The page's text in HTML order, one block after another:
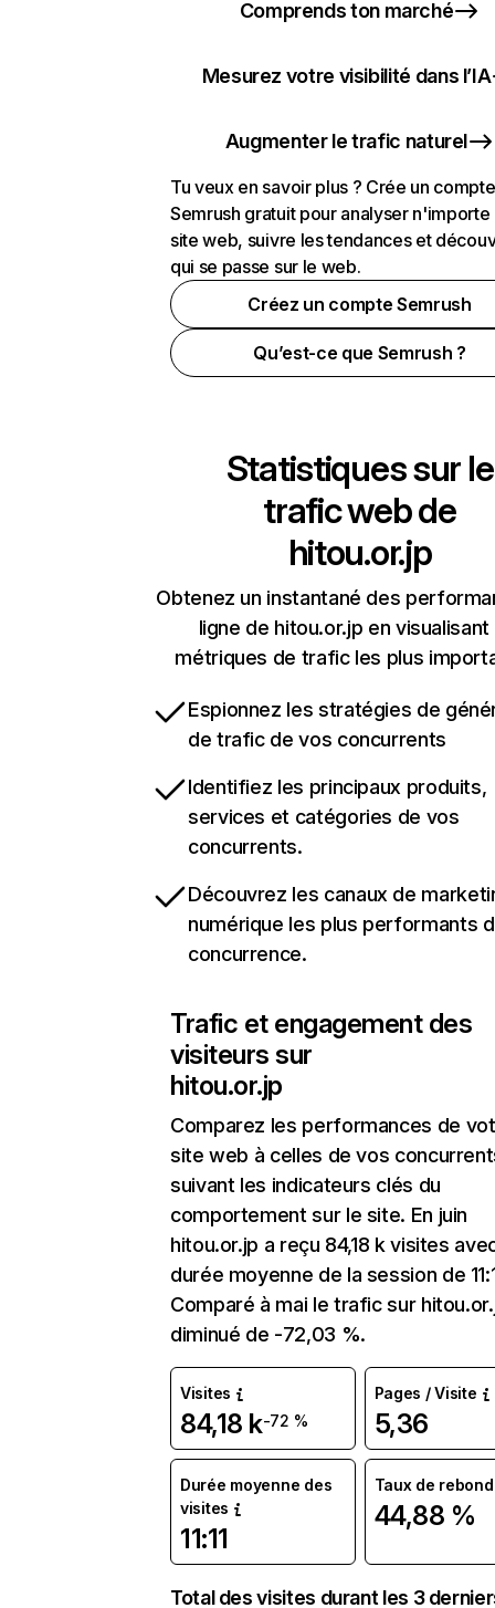
Comprends ton marché
Mesurez votre visibilité dans l’IA
Augmenter le trafic naturel
Tu veux en savoir plus ? Crée un compte
Semrush gratuit pour analyser n'importe
site web, suivre les tendances et
qui se passe sur le web.
Créez un compte Semrush
Qu’est-ce que Semrush ?
Statistiques sur le
trafic web de
hitou.or.jp
Obtenez un instantané des
ligne de hitou.or.jp en visualisant
métriques de trafic les plus
Espionnez les stratégies de
de trafic de vos concurrents
Identifiez les principaux produits,
services et catégories de vos
concurrents.
Découvrez les canaux de
numérique les plus performants
concurrence.
Trafic et engagement des
visiteurs sur
hitou.or.jp
Comparez les performances de
site web à celles de vos
suivant les indicateurs clés du
comportement sur le site. En juin
hitou.or.jp a reçu 84,18 k visites
durée moyenne de la session de
Comparé à mai le trafic sur
diminué de -72,03 %.
Visites
84,18 k-72 %
Pages / Visite
5,36
Durée moyenne des
visites
11:11
Taux de rebond
44,88 %
Total des visites durant les 3